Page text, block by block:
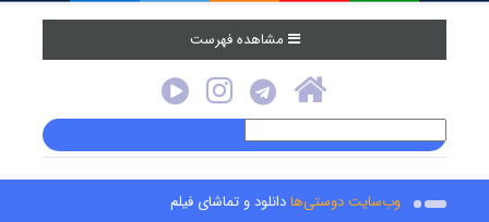
مشاهده فهرست
وب‌سایت دوستی‌هادانلود و تماشای فیلم